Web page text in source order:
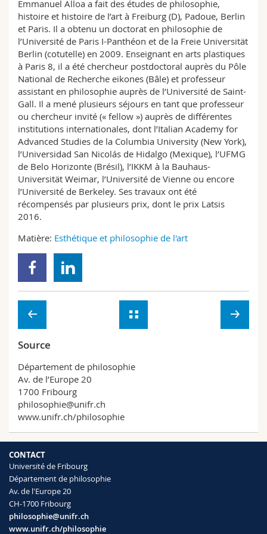
Sciences et médecine
Interfacultaire
Collaborateurs
Doctorants
Webmail
Programme des cours
MyUnifr
Emmanuel Alloa a fait des études de philosophie,
histoire et histoire de l’art à Freiburg (D), Padoue, Berlin
et Paris. Il a obtenu un doctorat en philosophie de
l’Université de Paris I-Panthéon et de la Freie Universität
Berlin (cotutelle) en 2009. Enseignant en arts plastiques
à Paris 8, il a été chercheur postdoctoral auprès du Pôle
National de Recherche eikones (Bâle) et professeur
assistant en philosophie auprès de l’Université de Saint-
Gall. Il a mené plusieurs séjours en tant que professeur
ou chercheur invité (« fellow ») auprès de différentes
institutions internationales, dont l’Italian Academy for
Advanced Studies de la Columbia University (New York),
l’Universidad San Nicolás de Hidalgo (Mexique), l’UFMG
de Belo Horizonte (Brésil), l’IKKM à la Bauhaus-
Universität Weimar, l’Université de Vienne ou encore
l’Université de Berkeley. Ses travaux ont été
récompensés par plusieurs prix, dont le prix Latsis
2016.
Matière: Esthétique et philosophie de l'art
Source
Département de philosophie
Av. de l’Europe 20
1700 Fribourg
philosophie@unifr.ch
www.unifr.ch/philosophie
CONTACT
Université de Fribourg
Département de philosophie
Av. de l'Europe 20
CH-1700 Fribourg
philosophie@unifr.ch
www.unifr.ch/philosophie